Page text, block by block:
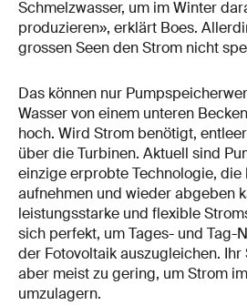
Schmelzwasser, um im Winter
produzieren», erklärt Boes.
grossen Seen den Strom nicht
Das können nur
Wasser von einem unteren
hoch. Wird Strom benötigt,
über die Turbinen. Aktuell sind
einzige erprobte Technologie,
aufnehmen und wieder abgeben
leistungsstarke und flexible
sich perfekt, um Tages- und Tag-
der Fotovoltaik auszugleichen.
aber meist zu gering, um Strom
umzulagern.